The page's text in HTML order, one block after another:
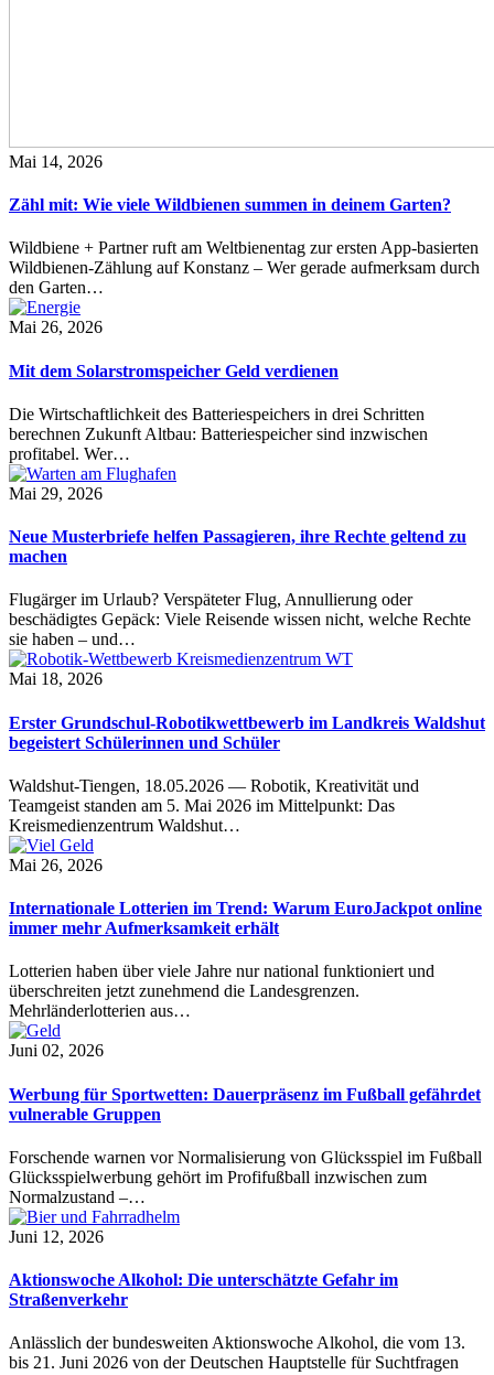
Mai 14, 2026
Zähl mit: Wie viele Wildbienen summen in deinem Garten?
Wildbiene + Partner ruft am Weltbienentag zur ersten App-basierten
Wildbienen-Zählung auf Konstanz – Wer gerade aufmerksam durch
den Garten…
Mai 26, 2026
Mit dem Solarstromspeicher Geld verdienen
Die Wirtschaftlichkeit des Batteriespeichers in drei Schritten
berechnen Zukunft Altbau: Batteriespeicher sind inzwischen
profitabel. Wer…
Mai 29, 2026
Neue Musterbriefe helfen Passagieren, ihre Rechte geltend zu
machen
Flugärger im Urlaub? Verspäteter Flug, Annullierung oder
beschädigtes Gepäck: Viele Reisende wissen nicht, welche Rechte
sie haben – und…
Mai 18, 2026
Erster Grundschul-Robotikwettbewerb im Landkreis Waldshut
begeistert Schülerinnen und Schüler
Waldshut-Tiengen, 18.05.2026 — Robotik, Kreativität und
Teamgeist standen am 5. Mai 2026 im Mittelpunkt: Das
Kreismedienzentrum Waldshut…
Mai 26, 2026
Internationale Lotterien im Trend: Warum EuroJackpot online
immer mehr Aufmerksamkeit erhält
Lotterien haben über viele Jahre nur national funktioniert und
überschreiten jetzt zunehmend die Landesgrenzen.
Mehrländerlotterien aus…
Juni 02, 2026
Werbung für Sportwetten: Dauerpräsenz im Fußball gefährdet
vulnerable Gruppen
Forschende warnen vor Normalisierung von Glücksspiel im Fußball
Glücksspielwerbung gehört im Profifußball inzwischen zum
Normalzustand –…
Juni 12, 2026
Aktionswoche Alkohol: Die unterschätzte Gefahr im
Straßenverkehr
Anlässlich der bundesweiten Aktionswoche Alkohol, die vom 13.
bis 21. Juni 2026 von der Deutschen Hauptstelle für Suchtfragen